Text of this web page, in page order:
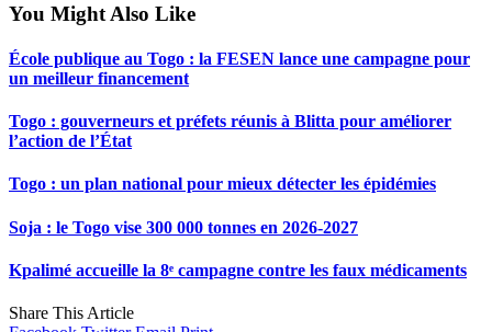
You Might Also Like
École publique au Togo : la FESEN lance une campagne pour
un meilleur financement
Togo : gouverneurs et préfets réunis à Blitta pour améliorer
l’action de l’État
Togo : un plan national pour mieux détecter les épidémies
Soja : le Togo vise 300 000 tonnes en 2026-2027
Kpalimé accueille la 8ᵉ campagne contre les faux médicaments
Share This Article